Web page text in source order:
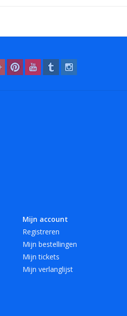
Mijn account
Registreren
Mijn bestellingen
Mijn tickets
Mijn verlanglijst